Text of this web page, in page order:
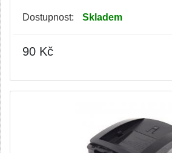
Dostupnost: Skladem
90 Kč